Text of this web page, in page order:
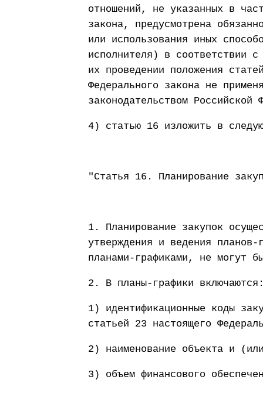
отношений, не указанных в
закона, предусмотрена
или использования иных
исполнителя) в соответствии
их проведении положения
Федерального закона не
законодательством Российской
4) статью 16 изложить в
"Статья 16. Планирование
1. Планирование закупок
утверждения и ведения
планами-графиками, не могут
2. В планы-графики
1) идентификационные коды
статьей 23 настоящего
2) наименование объекта и
3) объем финансового